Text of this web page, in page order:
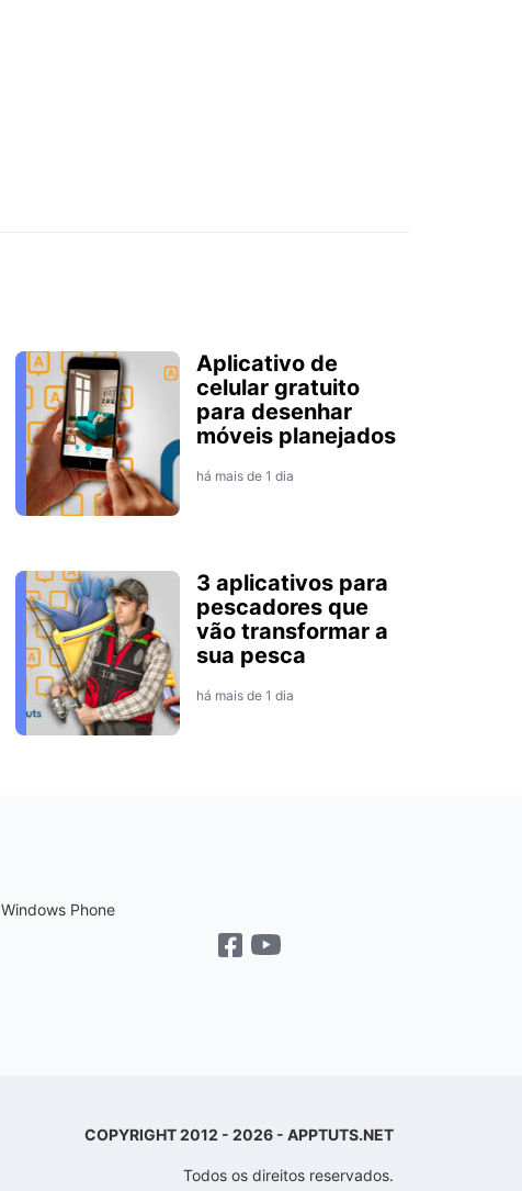
Aplicativo de
celular gratuito
para desenhar
móveis planejados
há mais de 1 dia
3 aplicativos para
pescadores que
vão transformar a
sua pesca
há mais de 1 dia
Windows Phone
COPYRIGHT 2012 - 2026 - APPTUTS.NET
Todos os direitos reservados.